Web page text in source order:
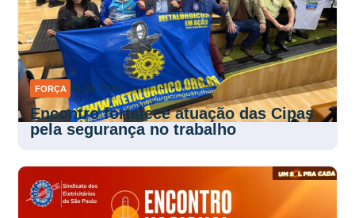
FORÇA 30 JUL 2026
Encontro fortalece atuação das Cipas
pela segurança no trabalho